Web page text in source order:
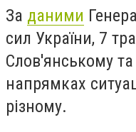
За даними
сил України, 7
Слов'янському
напрямках
різному.